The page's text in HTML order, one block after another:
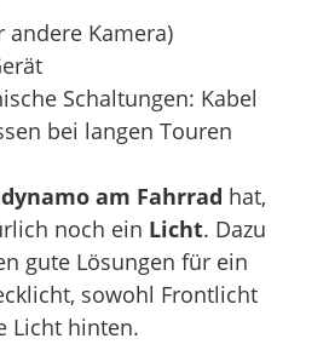
andere Kamera)
Schaltungen: Kabel
bei langen Touren
am Fahrrad hat,
noch ein Licht. Dazu
gute Lösungen für ein
sowohl Frontlicht
Licht hinten.